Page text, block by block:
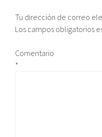
Tu dirección de correo
Los campos obligatorios
Comentario
*